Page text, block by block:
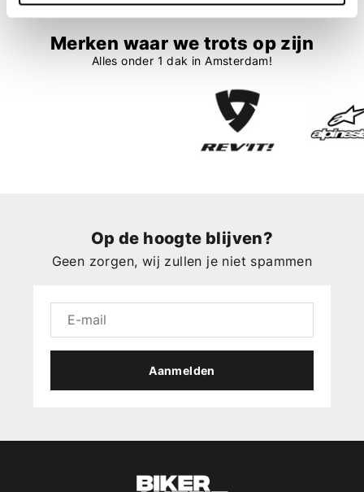
Merken waar we trots op zijn
Alles onder 1 dak in Amsterdam!
Op de hoogte blijven?
Geen zorgen, wij zullen je niet spammen
Aanmelden